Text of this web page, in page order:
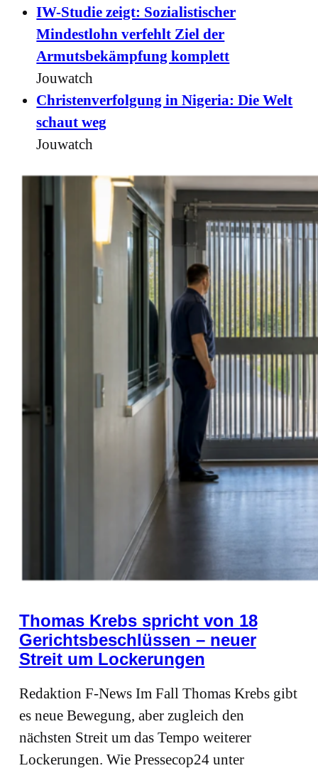
IW-Studie zeigt: Sozialistischer
Mindestlohn verfehlt Ziel der
Armutsbekämpfung komplett
Jouwatch
Christenverfolgung in Nigeria: Die Welt
schaut weg
Jouwatch
Thomas Krebs spricht von 18
Gerichtsbeschlüssen – neuer
Streit um Lockerungen
Redaktion F-News Im Fall Thomas Krebs gibt
es neue Bewegung, aber zugleich den
nächsten Streit um das Tempo weiterer
Lockerungen. Wie Pressecop24 unter